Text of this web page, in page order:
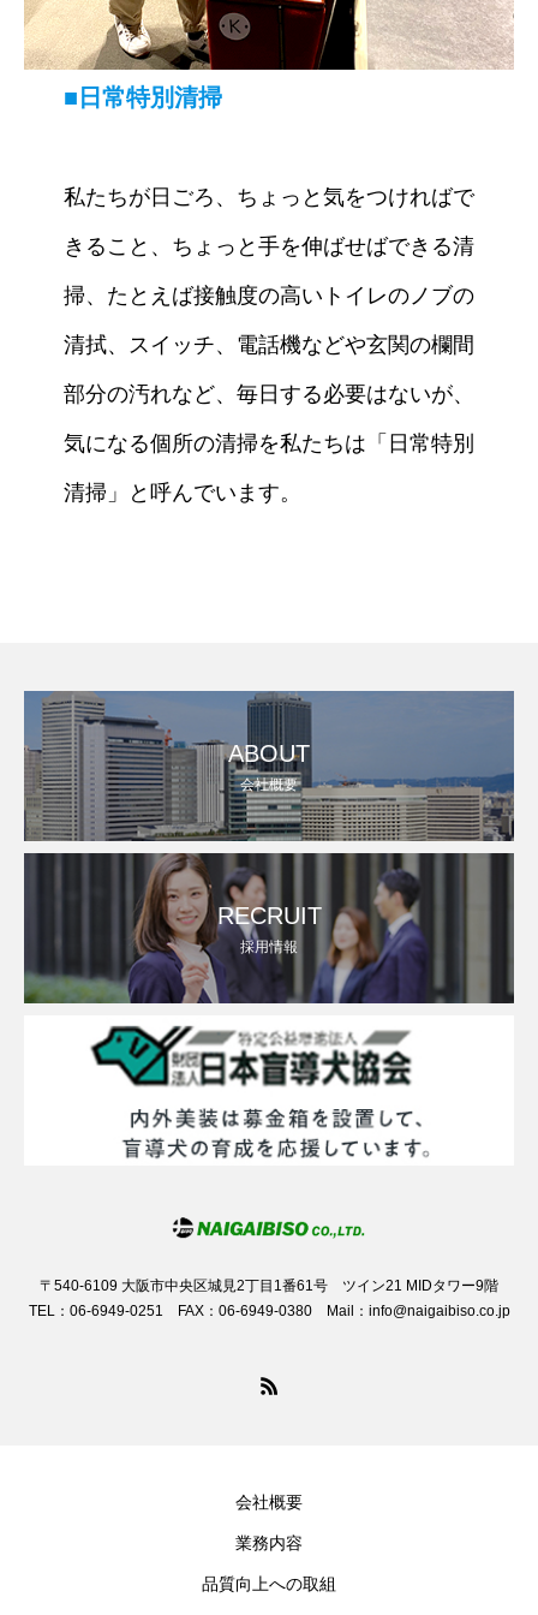
■ 日常特別清掃
私たちが日ごろ、ちょっと気をつければで
きること、ちょっと手を伸ばせばできる清
掃、たとえば接触度の高いトイレのノブの
清拭、スイッチ、電話機などや玄関の欄間
部分の汚れなど、毎日する必要はないが、
気になる個所の清掃を私たちは「日常特別
清掃」と呼んでいます。
ABOUT
会社概要
RECRUIT
採用情報
〒540-6109 大阪市中央区城見2丁目1番61号 ツイン21 MIDタワー9階
TEL：06-6949-0251 FAX：06-6949-0380 Mail：info@naigaibiso.co.jp
会社概要
業務内容
品質向上への取組